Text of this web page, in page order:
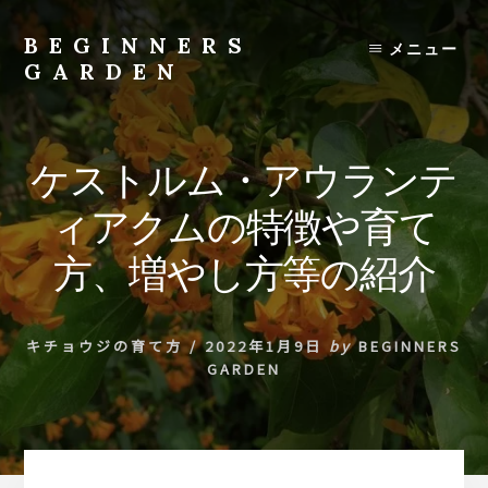
content
BEGINNERS
GARDEN
植
物
の
種
類
や
育
て
方
の
紹
行
メニュー
ケストルム・アウランテ
ィアクムの特徴や育て
方、増やし方等の紹介
キチョウジの育て方/ 2022年1月9日 by BEGINNERS
GARDEN